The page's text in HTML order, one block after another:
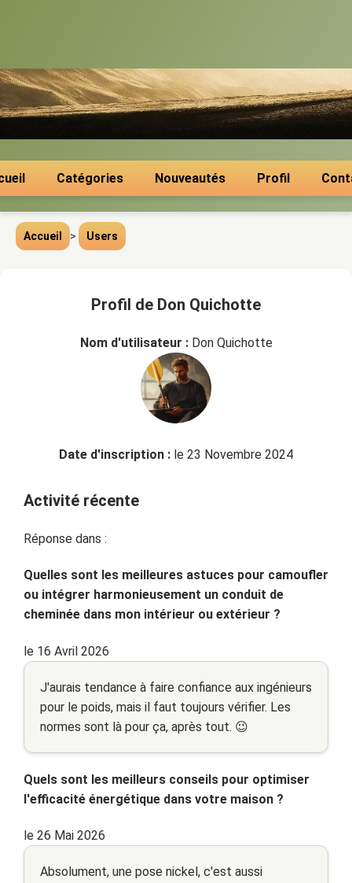
Catégories Nouveautés Profil
Accueil > Users
Profil de Don Quichotte
Nom d'utilisateur :Don Quichotte
Date d'inscription : le 23 Novembre 2024
Activité récente
Réponse dans :
Quelles sont les meilleures astuces pour camoufler
ou intégrer harmonieusement un conduit de
cheminée dans mon intérieur ou extérieur ?
le 16 Avril 2026
J'aurais tendance à faire confiance aux ingénieurs
pour le poids, mais il faut toujours vérifier. Les
normes sont là pour ça, après tout. 😉
Quels sont les meilleurs conseils pour optimiser
l'efficacité énergétique dans votre maison ?
le 26 Mai 2026
Absolument, une pose nickel, c'est aussi